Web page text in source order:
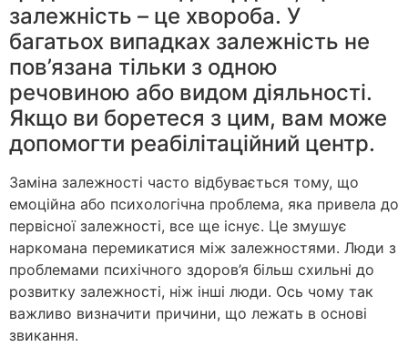
залежність – це хвороба. У
багатьох випадках залежність не
пов’язана тільки з одною
речовиною або видом діяльності.
Якщо ви боретеся з цим, вам може
допомогти реабілітаційний центр.
Заміна залежності часто відбувається тому, що
емоційна або психологічна проблема, яка привела до
первісної залежності, все ще існує. Це змушує
наркомана перемикатися між залежностями. Люди з
проблемами психічного здоров’я більш схильні до
розвитку залежності, ніж інші люди. Ось чому так
важливо визначити причини, що лежать в основі
звикання.